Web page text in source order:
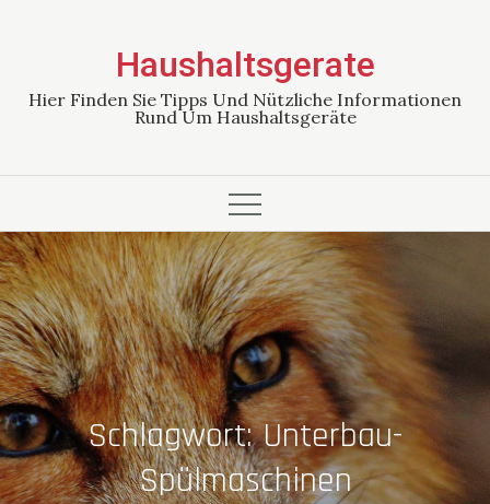
Haushaltsgerate
Hier Finden Sie Tipps Und Nützliche Informationen
Rund Um Haushaltsgeräte
Schlagwort:Unterbau-
Spülmaschinen